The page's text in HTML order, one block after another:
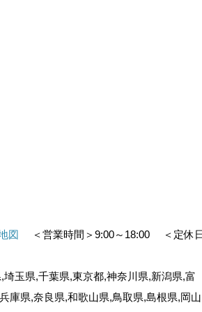
図 ＜営業時間＞9:00～18:00
＜定休
玉県,千葉県,東京都,神奈川県,新潟県,富
庫県,奈良県,和歌山県,鳥取県,島根県,岡山